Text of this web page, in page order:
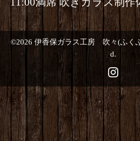
©2026 伊香保ガラス工房 吹々(ふく
d.